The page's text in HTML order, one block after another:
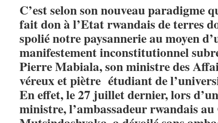
C’est selon son nouveau paradigme
fait don à l’Etat rwandais de terres
spolié notre paysannerie au moyen
manifestement inconstitutionnel
Pierre Mabiala, son ministre des
véreux et piètre étudiant de
En effet, le 27 juillet dernier, lors
ministre, l’ambassadeur rwandais au